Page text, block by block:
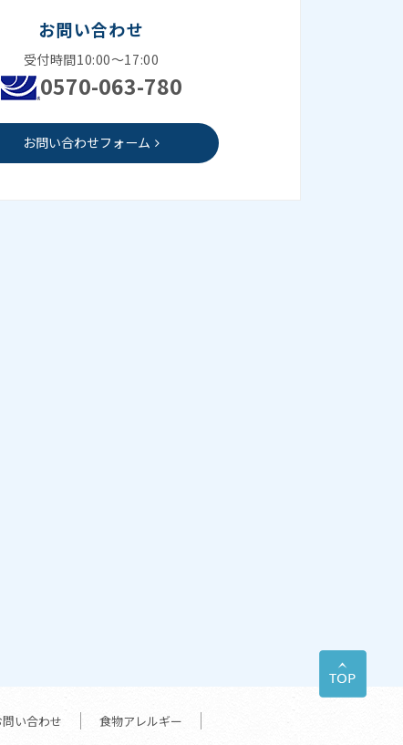
お問い合わせ
受付時間10:00～17:00
0570-063-780
お問い合わせフォーム
問い合わせ 食物アレルギー